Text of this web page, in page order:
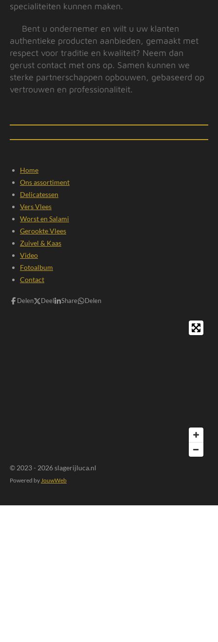
specialiteiten kunnen maken.
Bent u ondernemer en wilt u uw klanten
authentieke producten aanbieden, gemaakt met
respect voor traditie en kwaliteit? Neem dan
gerust contact met ons op. Samen kunnen we
sterke partnerschappen opbouwen, gebaseerd op
vertrouwen en professionaliteit.
Home
Ons assortiment
Delicatessen
Vers Vlees
Worst en Salami
Gerookte Vlees
Zuivel & Kaas
Video
Fotoalbum
Contact
Delen Deel Share Delen
© 2023 - 2026 slagerijluca.nl
Powered by JouwWeb